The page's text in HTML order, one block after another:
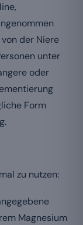
der Niere
unter
oder
Form
zu nutzen:
Magnesium